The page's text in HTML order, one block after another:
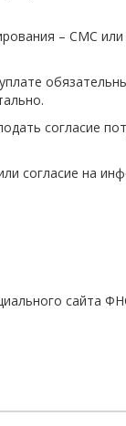
– СМС
согласие
согласие на
сайта